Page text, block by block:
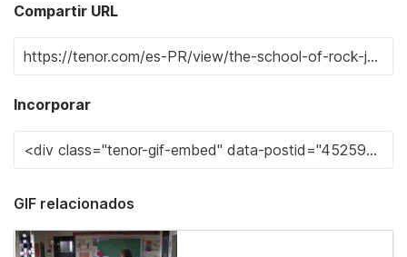
Compartir URL
Incorporar
GIF relacionados